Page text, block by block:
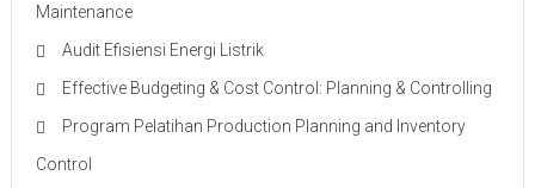
Maintenance
Audit Efisiensi Energi Listrik
Effective Budgeting & Cost Control: Planning & Controlling
Program Pelatihan Production Planning and Inventory
Control